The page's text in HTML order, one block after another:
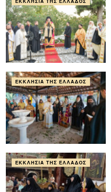
ΕΚΚΛΗΣΊΑ ΤΗΣ ΕΛΛΆΔΟΣ
ΕΚΚΛΗΣΊΑ ΤΗΣ ΕΛΛΆΔΟΣ